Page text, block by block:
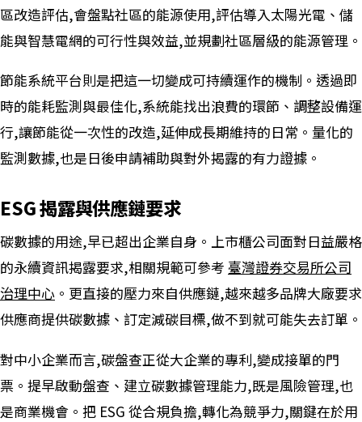
區改造評估,會盤點社區的能源使用,評估導入太陽光電、儲
能與智慧電網的可行性與效益,並規劃社區層級的能源管理。
節能系統平台則是把這一切變成可持續運作的機制。透過即
時的能耗監測與最佳化,系統能找出浪費的環節、調整設備運
行,讓節能從一次性的改造,延伸成長期維持的日常。量化的
監測數據,也是日後申請補助與對外揭露的有力證據。
ESG 揭露與供應鏈要求
碳數據的用途,早已超出企業自身。上市櫃公司面對日益嚴格
的永續資訊揭露要求,相關規範可參考 臺灣證券交易所公司
治理中心 。更直接的壓力來自供應鏈,越來越多品牌大廠要求
供應商提供碳數據、訂定減碳目標,做不到就可能失去訂單。
對中小企業而言,碳盤查正從大企業的專利,變成接單的門
票。提早啟動盤查、建立碳數據管理能力,既是風險管理,也
是商業機會。把 ESG 從合規負擔,轉化為競爭力,關鍵在於用